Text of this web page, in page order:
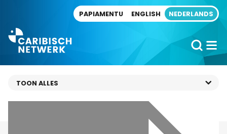
PAPIAMENTU ENGLISH NEDERLANDS